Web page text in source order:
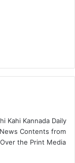
Kahi Kannada Daily
Contents from
the Print Media